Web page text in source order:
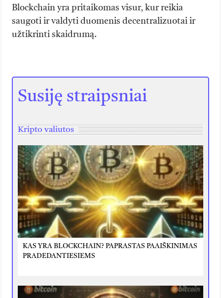
Blockchain yra pritaikomas visur, kur reikia
saugoti ir valdyti duomenis decentralizuotai ir
užtikrinti skaidrumą.
Susiję straipsniai
Kripto valiutos
KAS YRA BLOCKCHAIN? PAPRASTAS PAAIŠKINIMAS
PRADEDANTIESIEMS